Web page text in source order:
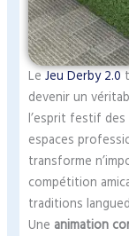
LeJeu Derby 2.0
devenir un
l’esprit festif
espaces
transforme
compétition
traditions
Une animation